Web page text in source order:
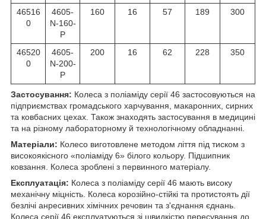
46516
0
4605-
N-160-
P
160 16 57 189 300
46520
0
4605-
N-200-
P
200 16 62 228 350
Застосування: Колеса з поліаміду серії 46 застосовуються на
підприємствах громадського харчування, макаронних, сирних
та ковбасних цехах. Також знаходять застосування в медицині
та на різному лабораторному й технологічному обладнанні.
Матеріали: Колесо виготовлене методом ліття під тиском з
високоякісного «поліаміду 6» білого кольору. Підшипник
ковзання. Колеса зроблені з первинного матеріалу.
Експлуатація: Колеса з поліаміду серії 46 мають високу
механічну міцність. Колеса корозійно-стійкі та протистоять дії
безлічі анресивних хімічних речовин та з'єднання єднань.
Колеса серії 46 експлуатуються зі швидкістю пересування до